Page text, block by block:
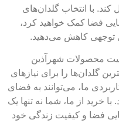
با انتخاب گلدان‌های
فضا کمک خواهید کرد،
توجهی کاهش می‌دهید.
محصولات شهرآذین
گلدان‌ها را برای نیازهای
ما، می‌توانند به فضای
خرید از ما، شما نه تنها یک
فضا و کیفیت زندگی خود